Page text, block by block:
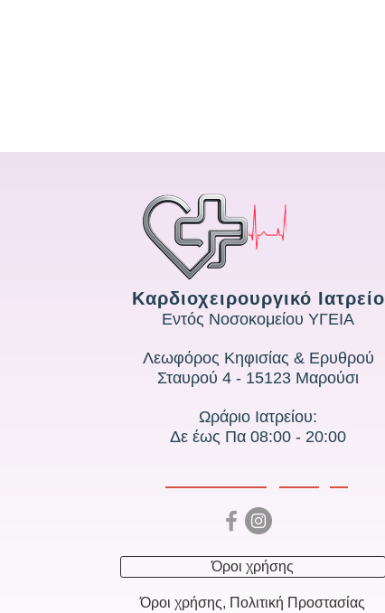
Καρδιοχειρουργικό Ιατρείο
Εντός Νοσοκομείου ΥΓΕΙΑ
Λεωφόρος Κηφισίας & Ερυθρού
Σταυρού 4 - 15123 Μαρούσι
Ωράριο Ιατρείου:
Δε έως Πα 08:00 - 20:00
Όροι χρήσης
Όροι χρήσης, Πολιτική Προστασίας